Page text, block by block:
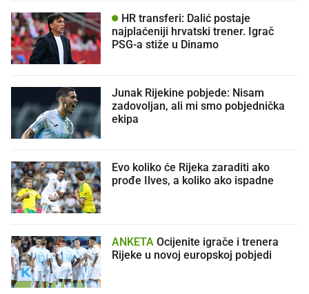
HR transferi: Dalić postaje
najplaćeniji hrvatski trener. Igrač
PSG-a stiže u Dinamo
Junak Rijekine pobjede: Nisam
zadovoljan, ali mi smo pobjednička
ekipa
Evo koliko će Rijeka zaraditi ako
prođe Ilves, a koliko ako ispadne
ANKETA
Rijeke u novoj europskoj pobjedi